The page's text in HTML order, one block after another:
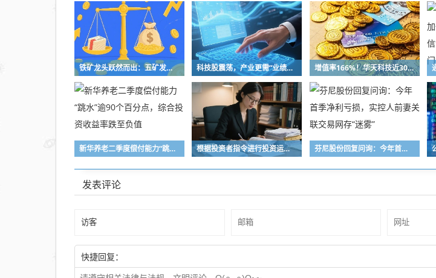
铁矿龙头跃然而出：五矿发展重组铸就A股铁矿采选重要平台 科技股震荡，产业更需“业绩叙事” 增值率166%！华天科技近30亿元并购下周上会，标的华羿微电曾终止IPO
新华养老二季度偿付能力“跳水”逾90个百分点，综合投资收益率跌至负值 根据投资者指令进行投资运作！长兴万乘私募及时任副总经理收警示函 芬尼股份回复问询：今年首季净利亏损，实控人前妻关联交易网存“迷雾”
发表评论
快捷回复：